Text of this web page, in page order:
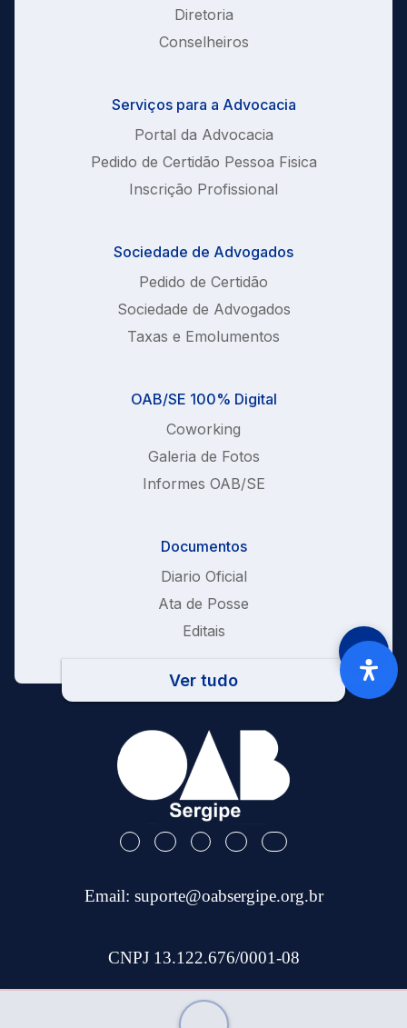
Diretoria
Conselheiros
Serviços para a Advocacia
Portal da Advocacia
Pedido de Certidão Pessoa Fisica
Inscrição Profissional
Sociedade de Advogados
Pedido de Certidão
Sociedade de Advogados
Taxas e Emolumentos
OAB/SE 100% Digital
Coworking
Galeria de Fotos
Informes OAB/SE
Documentos
Diario Oficial
Ata de Posse
Editais
Ver tudo
Email: suporte@oabsergipe.org.br
CNPJ 13.122.676/0001-08
Telefone: (79) 3301-9100